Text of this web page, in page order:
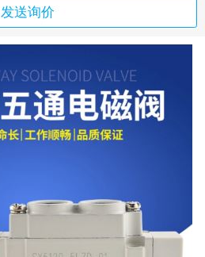
发送询价